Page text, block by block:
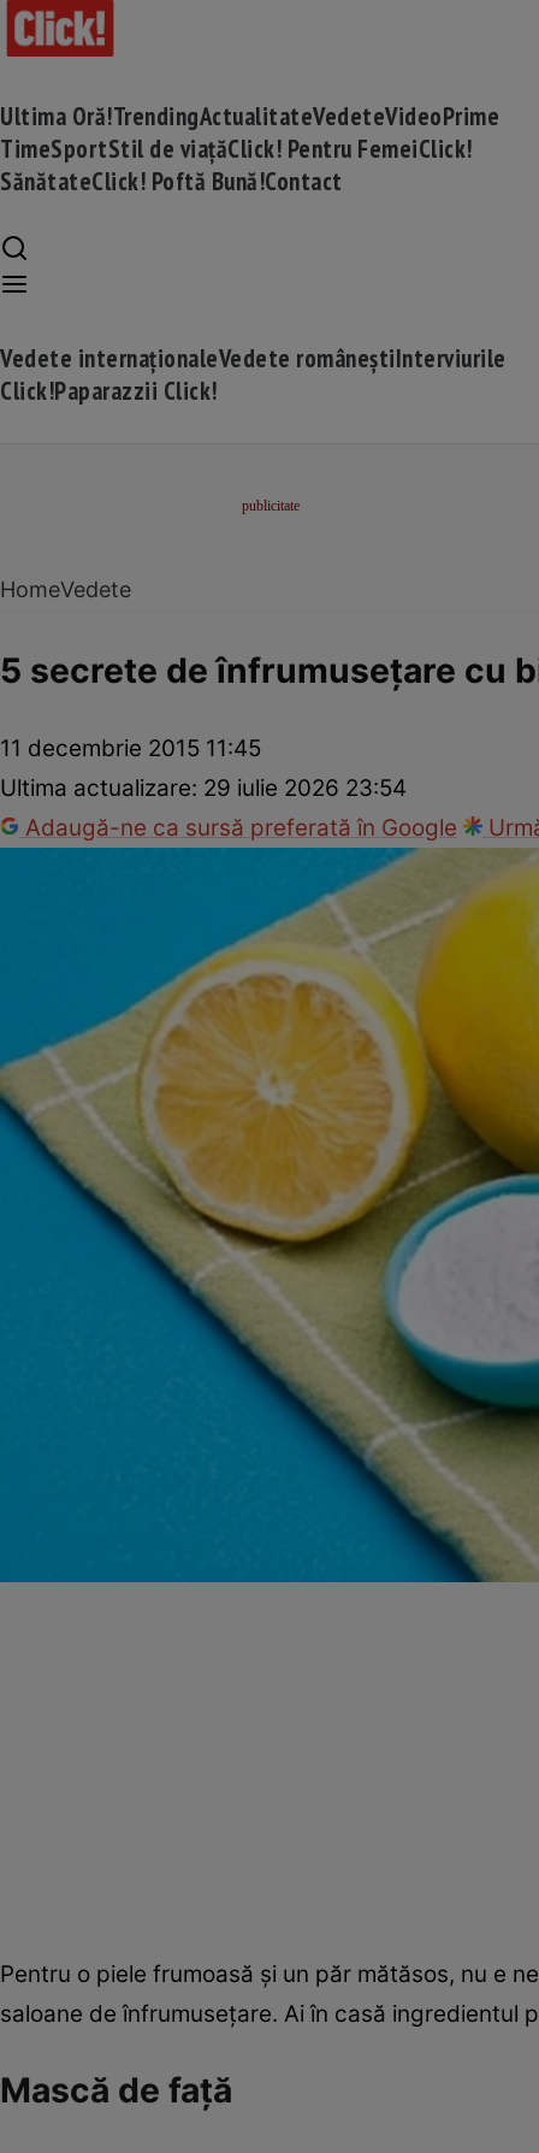
Ultima Oră!TrendingActualitateVedeteVideoPrime
TimeSportStil de viațăClick! Pentru FemeiClick!
SănătateClick! Poftă Bună!Contact
Vedete internaționaleVedete româneștiInterviurile
Click!Paparazzii Click!
HomeVedete
5 secrete de înfrumuseţare cu
11 decembrie 2015 11:45
Ultima actualizare: 29 iulie 2026 23:54
Adaugă-ne ca sursă preferată în Google
Pentru o piele frumoasă şi un păr mătăsos, nu e
saloane de înfrumuseţare. Ai în casă
Mască de faţă